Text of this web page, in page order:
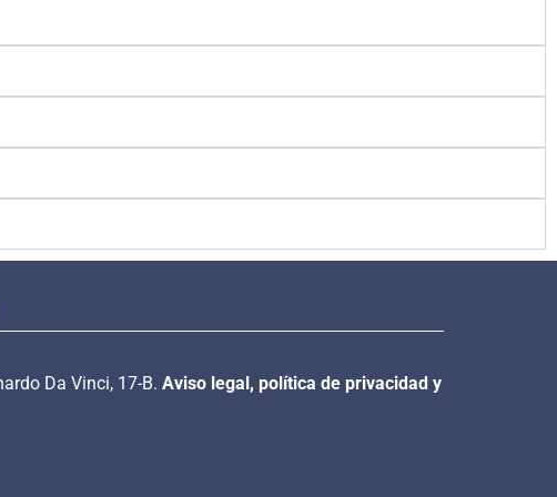
Da Vinci, 17-B. Aviso legal, política de privacidad y